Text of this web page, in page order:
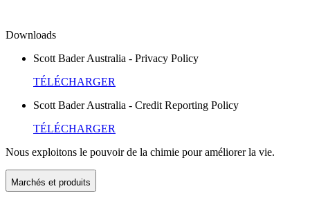
Downloads
Scott Bader Australia - Privacy Policy
TÉLÉCHARGER
Scott Bader Australia - Credit Reporting Policy
TÉLÉCHARGER
Nous exploitons le pouvoir de la chimie pour améliorer la vie.
Marchés et produits